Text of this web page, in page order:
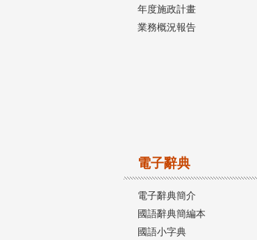
年度施政計畫
業務概況報告
電子辭典
電子辭典簡介
國語辭典簡編本
國語小字典